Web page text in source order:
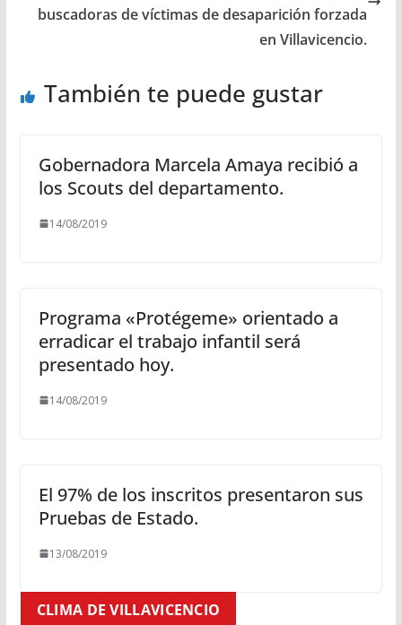
buscadoras de víctimas de desaparición forzada
en Villavicencio.
También te puede gustar
Gobernadora Marcela Amaya recibió a
los Scouts del departamento.
14/08/2019
Programa «Protégeme» orientado a
erradicar el trabajo infantil será
presentado hoy.
14/08/2019
El 97% de los inscritos presentaron sus
Pruebas de Estado.
13/08/2019
CLIMA DE VILLAVICENCIO